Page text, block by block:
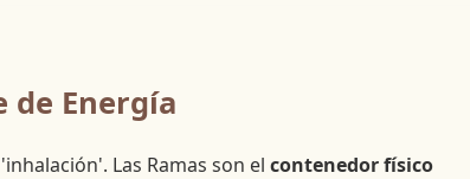
de Energía
Las Ramas son el contenedor físico